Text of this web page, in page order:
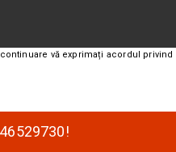
vă exprimați acordul privind